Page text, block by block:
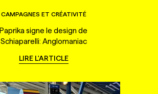
CAMPAGNES ET CRÉATIVITÉ
Paprika signe le design de
Schiaparelli: Anglomaniac
LIRE L'ARTICLE